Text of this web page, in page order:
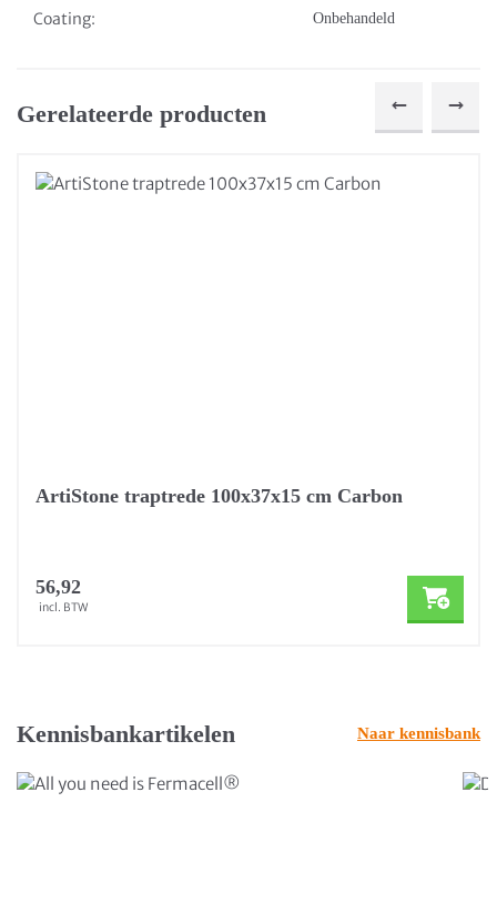
Coating: Onbehandeld
Gerelateerde producten
ArtiStone traptrede 100x37x15 cm Carbon
56,92
incl. BTW
Kennisbankartikelen Naar kennisbank